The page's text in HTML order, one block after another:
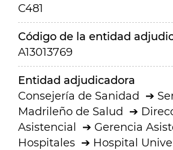
C481
Código de la entidad
A13013769
Entidad adjudicadora
Consejería de Sanidad
Madrileño de Salud
Asistencial
Gerencia
Hospitales
Hospital